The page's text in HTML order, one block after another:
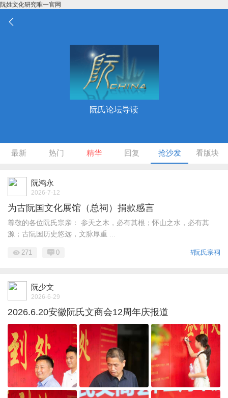
阮姓文化研究唯一官网
阮氏论坛导读
最新 热门 精华 回复 抢沙发 看版块
阮鸿永
2026-7-12
为古阮国文化展馆（总祠）捐款感言
尊敬的各位阮氏宗亲： 参天之木，必有其根；怀山之水，必有其
源；古阮国历史悠远，文脉厚重 ...
#阮氏宗祠
271 0
阮少文
2026-6-29
2026.6.20安徽阮氏文商会12周年庆报道